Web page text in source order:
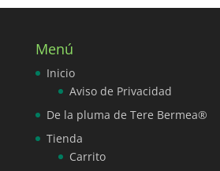
Menú
Inicio
Aviso de Privacidad
De la pluma de Tere Bermea®
Tienda
Carrito